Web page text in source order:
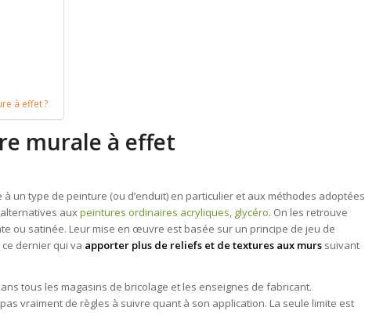
à effet ?
murale à effet
un type de peinture (ou d’enduit) en particulier et aux méthodes adoptées
auxpeintures ordinaires acryliques glycéro. On les retrouve
ou satinée. Leur mise en œuvre est basée sur un principe de jeu de
dernier qui va apporter plus de reliefs et de textures aux murs suivant
tous les magasins de bricolage et les enseignes de fabricant.
vraiment de règles à suivre quant à son application. La seule limite est